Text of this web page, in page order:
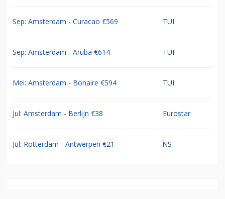
Sep: Amsterdam - Curacao €569 TUI
Sep: Amsterdam - Aruba €614 TUI
Mei: Amsterdam - Bonaire €594 TUI
Jul: Amsterdam - Berlijn €38 Eurostar
Jul: Rotterdam - Antwerpen €21 NS